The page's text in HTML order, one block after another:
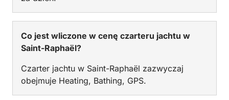
Co jest wliczone w cenę czarteru jachtu w
Saint-Raphaël?
Czarter jachtu w Saint-Raphaël zazwyczaj
obejmuje Heating, Bathing, GPS.